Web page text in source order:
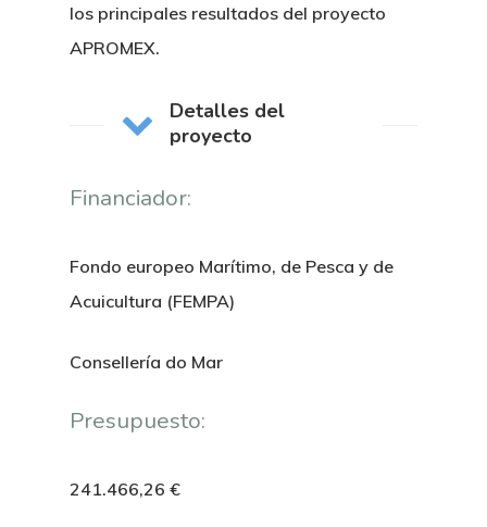
los principales resultados del proyecto
APROMEX.
Detalles del
proyecto
Financiador:
Fondo europeo Marítimo, de Pesca y de
Acuicultura (FEMPA)
Consellería do Mar
Presupuesto:
241.466,26 €